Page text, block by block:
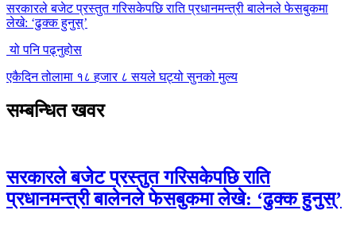
सरकारले बजेट प्रस्तुत गरिसकेपछि राति प्रधानमन्त्री बालेनले फेसबुकमा
लेखे: ‘ढुक्क हुनुस्’
यो पनि पढ्नुहोस
एकैदिन तोलामा १८ हजार ८ सयले घट्यो सुनको मुल्य
सम्बन्धित खवर
सरकारले बजेट प्रस्तुत गरिसकेपछि राति
प्रधानमन्त्री बालेनले फेसबुकमा लेखे: ‘ढुक्क हुनुस्’